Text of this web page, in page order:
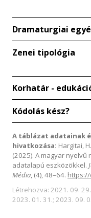
Dramaturgiai
Zenei tipológia
Korhatár -
Kódolás kész?
A táblázat adatainak
hivatkozása: Hargitai,
(2025). A magyar
adatalapú eszközökkel.
Média, (4), 48–64. https://
Létrehozva: 2021. 09.
2023. 01. 31.; 2023. 09.